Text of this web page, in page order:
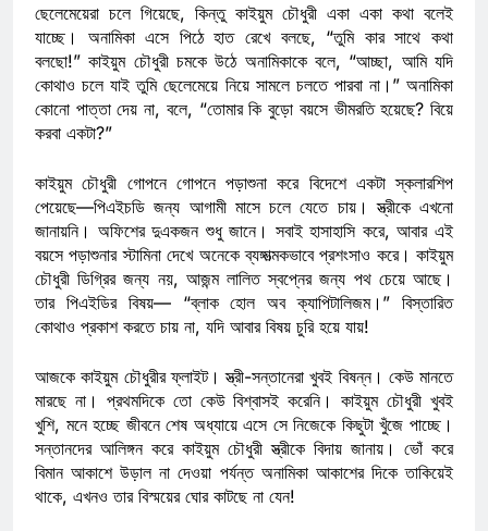
ছেলেমেয়েরা চলে গিয়েছে, কিন্তু কাইয়ুম চৌধুরী একা একা কথা বলেই
যাচ্ছে। অনামিকা এসে পিঠে হাত রেখে বলছে, “তুমি কার সাথে কথা
বলছো!” কাইয়ুম চৌধুরী চমকে উঠে অনামিকাকে বলে, “আচ্ছা, আমি যদি
কোথাও চলে যাই তুমি ছেলেমেয়ে নিয়ে সামলে চলতে পারবা না।” অনামিকা
কোনো পাত্তা দেয় না, বলে, “তোমার কি বুড়ো বয়সে ভীমরতি হয়েছে? বিয়ে
করবা একটা?”
কাইয়ুম চৌধুরী গোপনে গোপনে পড়াশুনা করে বিদেশে একটা স্কলারশিপ
পেয়েছে—পিএইচডি জন্য আগামী মাসে চলে যেতে চায়। স্ত্রীকে এখনো
জানায়নি। অফিশের দুএকজন শুধু জানে। সবাই হাসাহাসি করে, আবার এই
বয়সে পড়াশুনার স্টামিনা দেখে অনেকে ব্যঙ্গাত্মকভাবে প্রশংসাও করে। কাইয়ুম
চৌধুরী ডিগ্রির জন্য নয়, আজন্ম লালিত স্বপ্নের জন্য পথ চেয়ে আছে।
তার পিএইডির বিষয়— “ব্লাক হোল অব ক্যাপিটালিজম।” বিস্তারিত
কোথাও প্রকাশ করতে চায় না, যদি আবার বিষয় চুরি হয়ে যায়!
আজকে কাইয়ুম চৌধুরীর ফ্লাইট। স্ত্রী-সন্তানেরা খুবই বিষন্ন। কেউ মানতে
মারছে না। প্রথমদিকে তো কেউ বিশ্বাসই করেনি। কাইয়ুম চৌধুরী খুবই
খুশি, মনে হচ্ছে জীবনে শেষ অধ্যায়ে এসে সে নিজেকে কিছুটা খুঁজে পাচ্ছে।
সন্তানদের আলিঙ্গন করে কাইয়ুম চৌধুরী স্ত্রীকে বিদায় জানায়। ভোঁ করে
বিমান আকাশে উড়াল না দেওয়া পর্যন্ত অনামিকা আকাশের দিকে তাকিয়েই
থাকে, এখনও তার বিস্ময়ের ঘোর কাটছে না যেন!